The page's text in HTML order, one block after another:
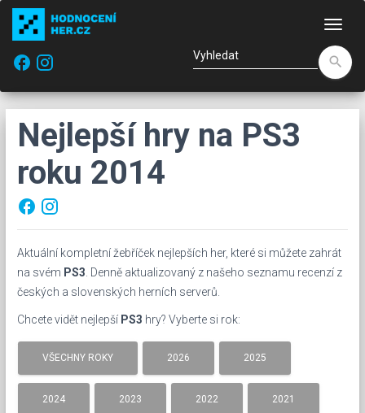
facebook
search
Nejlepší hry na PS3
roku 2014
facebook
Aktuální kompletní žebříček nejlepších her, které si můžete zahrát
na svém PS3 . Denně aktualizovaný z našeho seznamu recenzí z
českých a slovenských herních serverů.
Chcete vidět nejlepší PS3 hry? Vyberte si rok:
VŠECHNY ROKY 2026 2025
2024 2023 2022 2021